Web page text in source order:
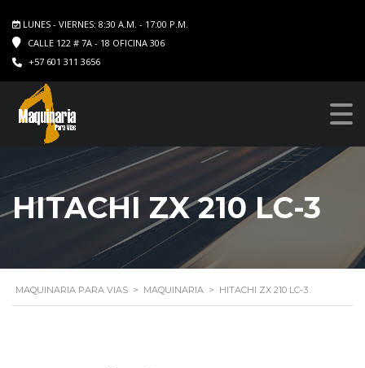
LUNES - VIERNES: 8:30 A.M. - 17:00 P.M.
CALLE 122 # 7A - 18 OFICINA 306
+57 601 311 3656
HITACHI ZX 210 LC-3
MAQUINARIA PARA VIAS > MAQUINARIA > HITACHI ZX 210 LC-3